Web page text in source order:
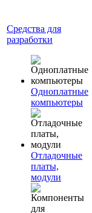
Средства для
разработки
Одноплатные
компьютеры
Отладочные
платы,
модули